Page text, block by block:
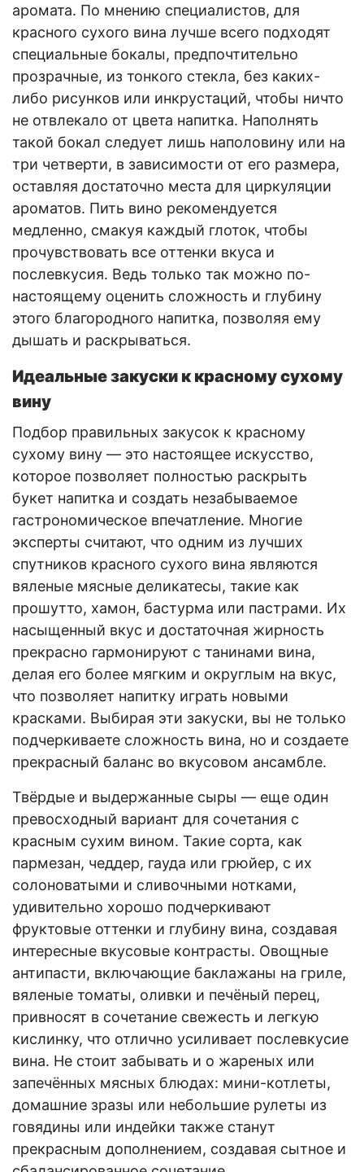
аромата. По мнению специалистов, для
красного сухого вина лучше всего подходят
специальные бокалы, предпочтительно
прозрачные, из тонкого стекла, без каких-
либо рисунков или инкрустаций, чтобы ничто
не отвлекало от цвета напитка. Наполнять
такой бокал следует лишь наполовину или на
три четверти, в зависимости от его размера,
оставляя достаточно места для циркуляции
ароматов. Пить вино рекомендуется
медленно, смакуя каждый глоток, чтобы
прочувствовать все оттенки вкуса и
послевкусия. Ведь только так можно по-
настоящему оценить сложность и глубину
этого благородного напитка, позволяя ему
дышать и раскрываться.
Идеальные закуски к красному сухому
вину
Подбор правильных закусок к красному
сухому вину — это настоящее искусство,
которое позволяет полностью раскрыть
букет напитка и создать незабываемое
гастрономическое впечатление. Многие
эксперты считают, что одним из лучших
спутников красного сухого вина являются
вяленые мясные деликатесы, такие как
прошутто, хамон, бастурма или пастрами. Их
насыщенный вкус и достаточная жирность
прекрасно гармонируют с танинами вина,
делая его более мягким и округлым на вкус,
что позволяет напитку играть новыми
красками. Выбирая эти закуски, вы не только
подчеркиваете сложность вина, но и создаете
прекрасный баланс во вкусовом ансамбле.
Твёрдые и выдержанные сыры — еще один
превосходный вариант для сочетания с
красным сухим вином. Такие сорта, как
пармезан, чеддер, гауда или грюйер, с их
солоноватыми и сливочными нотками,
удивительно хорошо подчеркивают
фруктовые оттенки и глубину вина, создавая
интересные вкусовые контрасты. Овощные
антипасти, включающие баклажаны на гриле,
вяленые томаты, оливки и печёный перец,
привносят в сочетание свежесть и легкую
кислинку, что отлично усиливает послевкусие
вина. Не стоит забывать и о жареных или
запечённых мясных блюдах: мини-котлеты,
домашние зразы или небольшие рулеты из
говядины или индейки также станут
прекрасным дополнением, создавая сытное и